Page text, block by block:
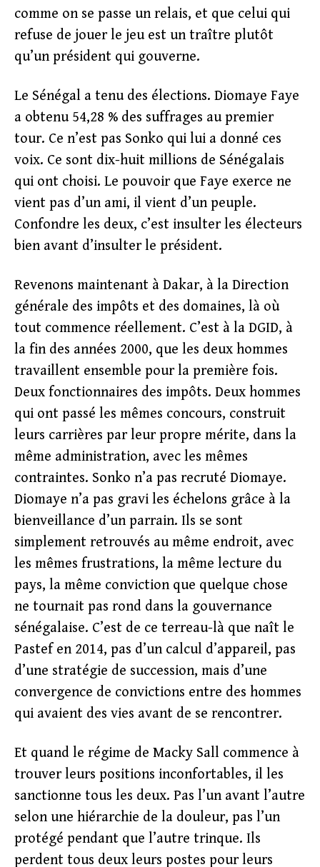
comme on se passe un relais, et que celui qui
refuse de jouer le jeu est un traître plutôt
qu’un président qui gouverne.
Le Sénégal a tenu des élections. Diomaye Faye
a obtenu 54,28 % des suffrages au premier
tour. Ce n’est pas Sonko qui lui a donné ces
voix. Ce sont dix-huit millions de Sénégalais
qui ont choisi. Le pouvoir que Faye exerce ne
vient pas d’un ami, il vient d’un peuple.
Confondre les deux, c’est insulter les électeurs
bien avant d’insulter le président.
Revenons maintenant à Dakar, à la Direction
générale des impôts et des domaines, là où
tout commence réellement. C’est à la DGID, à
la fin des années 2000, que les deux hommes
travaillent ensemble pour la première fois.
Deux fonctionnaires des impôts. Deux hommes
qui ont passé les mêmes concours, construit
leurs carrières par leur propre mérite, dans la
même administration, avec les mêmes
contraintes. Sonko n’a pas recruté Diomaye.
Diomaye n’a pas gravi les échelons grâce à la
bienveillance d’un parrain. Ils se sont
simplement retrouvés au même endroit, avec
les mêmes frustrations, la même lecture du
pays, la même conviction que quelque chose
ne tournait pas rond dans la gouvernance
sénégalaise. C’est de ce terreau-là que naît le
Pastef en 2014, pas d’un calcul d’appareil, pas
d’une stratégie de succession, mais d’une
convergence de convictions entre des hommes
qui avaient des vies avant de se rencontrer.
Et quand le régime de Macky Sall commence à
trouver leurs positions inconfortables, il les
sanctionne tous les deux. Pas l’un avant l’autre
selon une hiérarchie de la douleur, pas l’un
protégé pendant que l’autre trinque. Ils
perdent tous deux leurs postes pour leurs